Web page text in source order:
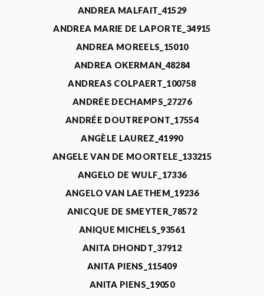
ANDREA MALFAIT_41529
ANDREA MARIE DE LAPORTE_34915
ANDREA MOREELS_15010
ANDREA OKERMAN_48284
ANDREAS COLPAERT_100758
ANDRÉE DECHAMPS_27276
ANDRÉE DOUTREPONT_17554
ANGÈLE LAUREZ_41990
ANGELE VAN DE MOORTELE_133215
ANGELO DE WULF_17336
ANGELO VAN LAETHEM_19236
ANICQUE DE SMEYTER_78572
ANIQUE MICHELS_93561
ANITA DHONDT_37912
ANITA PIENS_115409
ANITA PIENS_19050